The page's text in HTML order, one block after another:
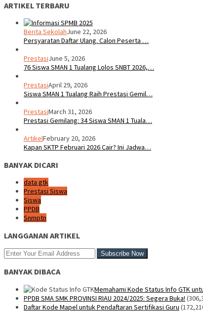
ARTIKEL TERBARU
Berita SekolahJune 22, 2026
Persyaratan Daftar Ulang. Calon Peserta …
PrestasiJune 5, 2026
76 Siswa SMAN 1 Tualang Lolos SNBT 2026,…
PrestasiApril 29, 2026
Siswa SMAN 1 Tualang Raih Prestasi Gemil…
PrestasiMarch 31, 2026
Prestasi Gemilang: 34 Siswa SMAN 1 Tuala…
ArtikelFebruary 20, 2026
Kapan SKTP Februari 2026 Cair? Ini Jadwa…
BANYAK DICARI
data gtk
Prestasi Siswa
Siswa
PPDB
Snmptn
LANGGANAN ARTIKEL
BANYAK DIBACA
Memahami Kode Status Info GTK
PPDB SMA SMK PROVINSI RIAU 2024/2025: Segera Buka!
Daftar Kode Mapel untuk Pendaftaran Sertifikasi Guru